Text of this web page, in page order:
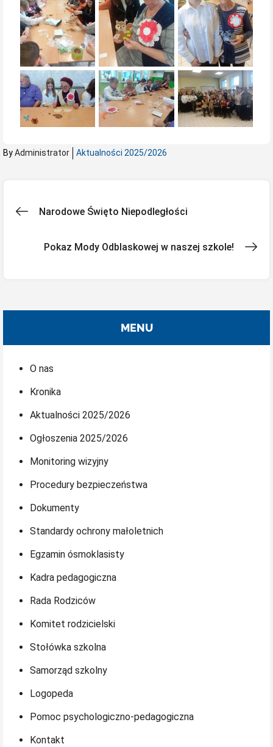
ByAdministrator Aktualności 2025/2026
Nawigacja
wpisu
Narodowe Święto Niepodległości
Pokaz Mody Odblaskowej w naszej szkole!
MENU
O nas
Kronika
Aktualności 2025/2026
Ogłoszenia 2025/2026
Monitoring wizyjny
Procedury bezpieczeństwa
Dokumenty
Standardy ochrony małoletnich
Egzamin ósmoklasisty
Kadra pedagogiczna
Rada Rodziców
Komitet rodzicielski
Stołówka szkolna
Samorząd szkolny
Logopeda
Pomoc psychologiczno-pedagogiczna
Kontakt